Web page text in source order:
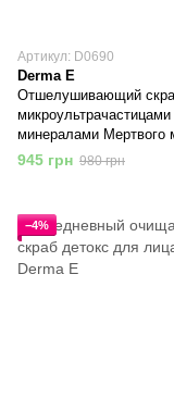
Артикул: D0690
Derma E
Отшелушивающий
микроультрачастицами
минералами Мертвого
Derma E
945 грн 980 грн
−4%